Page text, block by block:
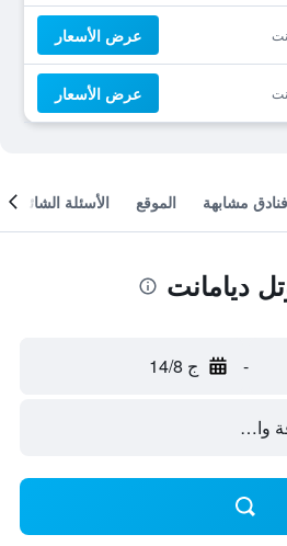
عرض الأسعار
عرض الأسعار
فنادق مشابهة الموقع الأسئلة الشائعة
ديامانت
- ج 14/8